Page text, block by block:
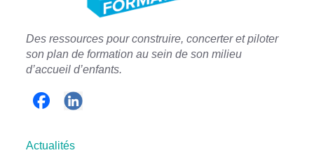
Des ressources pour construire, concerter et piloter
son plan de formation au sein de son milieu
d’accueil d’enfants.
Actualités